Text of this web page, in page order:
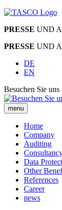
PRESSE UND
PRESSE UND
DE
EN
Besuchen Sie uns
menu
Home
Company
Auditing
Data
Other
References
Career
news